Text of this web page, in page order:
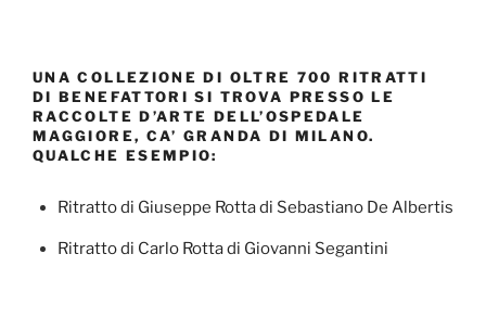
UNA COLLEZIONE DI OLTRE 700 RITRATTI
DI BENEFATTORI SI TROVA PRESSO LE
RACCOLTE D’ARTE DELL’OSPEDALE
MAGGIORE, CA’ GRANDA DI MILANO.
QUALCHE ESEMPIO:
Ritratto di Giuseppe Rotta di Sebastiano De Albertis
Ritratto di Carlo Rotta di Giovanni Segantini